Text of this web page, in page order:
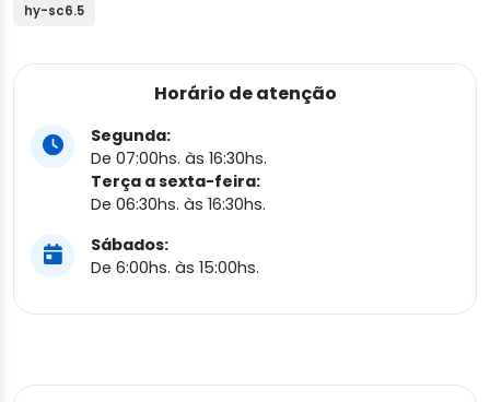
hy-sc6.5
Horário de atenção
Segunda:
De 07:00hs. às 16:30hs.
Terça a sexta-feira:
De 06:30hs. às 16:30hs.
Sábados:
De 6:00hs. às 15:00hs.